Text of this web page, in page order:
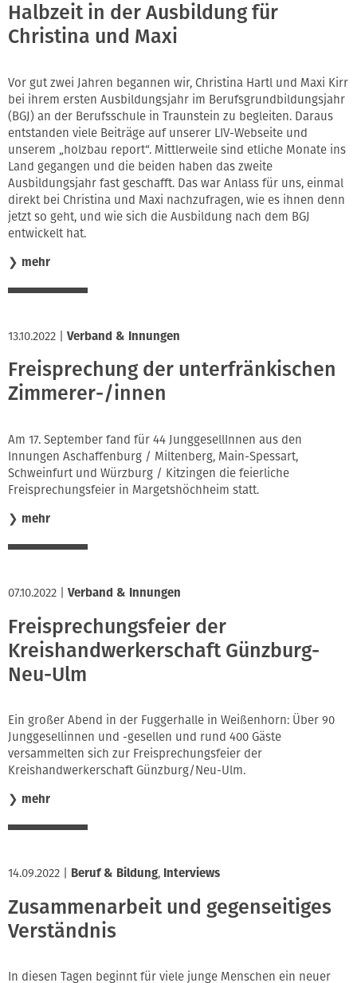
Halbzeit in der Ausbildung für
Christina und Maxi
Vor gut zwei Jahren begannen wir, Christina Hartl und Maxi Kirr
bei ihrem ersten Ausbildungsjahr im Berufsgrundbildungsjahr
(BGJ) an der Berufsschule in Traunstein zu begleiten. Daraus
entstanden viele Beiträge auf unserer LIV-Webseite und
unserem „holzbau report“. Mittlerweile sind etliche Monate ins
Land gegangen und die beiden haben das zweite
Ausbildungsjahr fast geschafft. Das war Anlass für uns, einmal
direkt bei Christina und Maxi nachzufragen, wie es ihnen denn
jetzt so geht, und wie sich die Ausbildung nach dem BGJ
entwickelt hat.
❯ mehr
13.10.2022 Verband & Innungen
Freisprechung der unterfränkischen
Zimmerer-/innen
Am 17. September fand für 44 JunggesellInnen aus den
Innungen Aschaffenburg / Miltenberg, Main-Spessart,
Schweinfurt und Würzburg / Kitzingen die feierliche
Freisprechungsfeier in Margetshöchheim statt.
❯ mehr
07.10.2022 Verband & Innungen
Freisprechungsfeier der
Kreishandwerkerschaft Günzburg-
Neu-Ulm
Ein großer Abend in der Fuggerhalle in Weißenhorn: Über 90
Junggesellinnen und -gesellen und rund 400 Gäste
versammelten sich zur Freisprechungsfeier der
Kreishandwerkerschaft Günzburg/Neu-Ulm.
❯ mehr
14.09.2022 Beruf & Bildung, Interviews
Zusammenarbeit und gegenseitiges
Verständnis
In diesen Tagen beginnt für viele junge Menschen ein neuer